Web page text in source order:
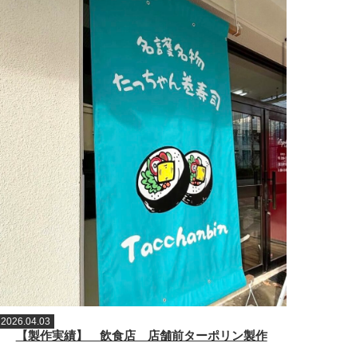
2026.04.03
【製作実績】 飲食店 店舗前ターポリン製作